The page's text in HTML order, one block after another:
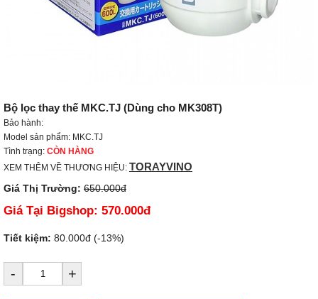
Bộ lọc thay thế MKC.TJ (Dùng cho MK308T)
Bảo hành:
Model sản phẩm: MKC.TJ
Tình trạng: CÒN HÀNG
XEM THÊM VỀ THƯƠNG HIỆU: TORAYVINO
Giá Thị Trường: 650.000đ
Giá Tại Bigshop: 570.000đ
Tiết kiệm: 80.000đ (-13%)
- +